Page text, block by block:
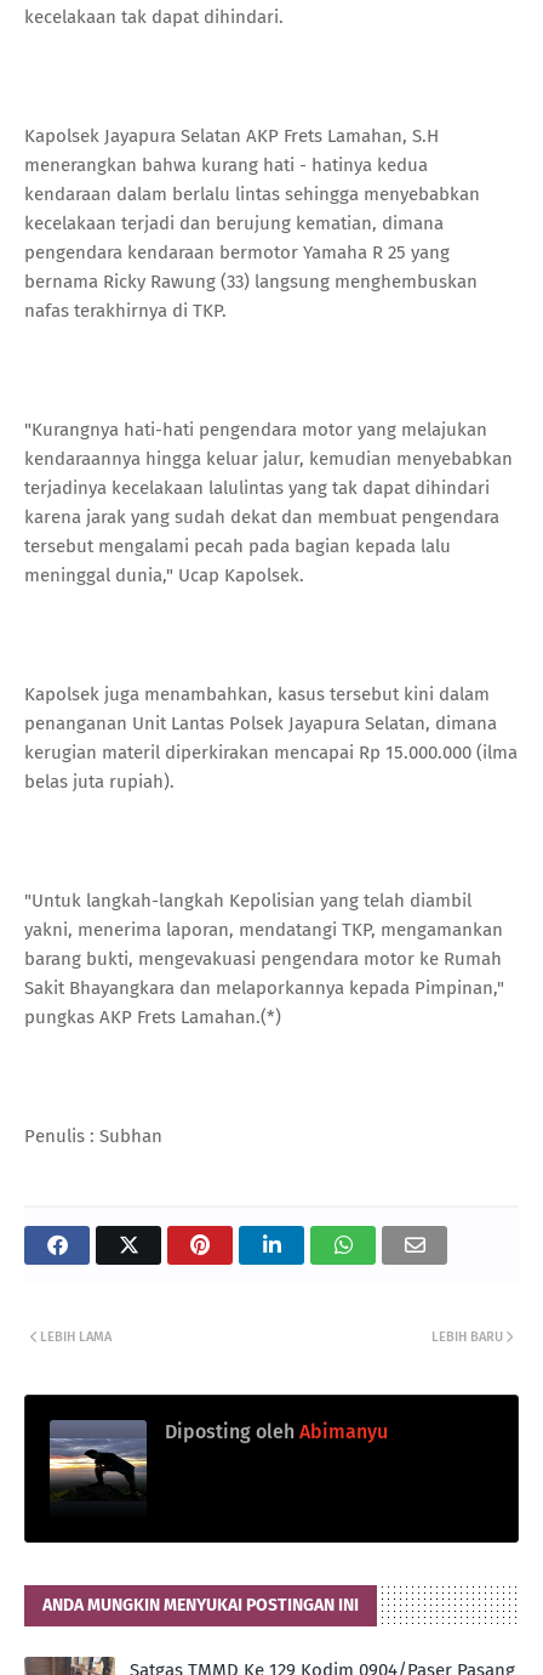
kecelakaan tak dapat dihindari.
Kapolsek Jayapura Selatan AKP Frets Lamahan, S.H
menerangkan bahwa kurang hati - hatinya kedua
kendaraan dalam berlalu lintas sehingga menyebabkan
kecelakaan terjadi dan berujung kematian, dimana
pengendara kendaraan bermotor Yamaha R 25 yang
bernama Ricky Rawung (33) langsung menghembuskan
nafas terakhirnya di TKP.
"Kurangnya hati-hati pengendara motor yang melajukan
kendaraannya hingga keluar jalur, kemudian menyebabkan
terjadinya kecelakaan lalulintas yang tak dapat dihindari
karena jarak yang sudah dekat dan membuat pengendara
tersebut mengalami pecah pada bagian kepada lalu
meninggal dunia," Ucap Kapolsek.
Kapolsek juga menambahkan, kasus tersebut kini dalam
penanganan Unit Lantas Polsek Jayapura Selatan, dimana
kerugian materil diperkirakan mencapai Rp 15.000.000 (ilma
belas juta rupiah).
"Untuk langkah-langkah Kepolisian yang telah diambil
yakni, menerima laporan, mendatangi TKP, mengamankan
barang bukti, mengevakuasi pengendara motor ke Rumah
Sakit Bhayangkara dan melaporkannya kepada Pimpinan,"
pungkas AKP Frets Lamahan.(*)
Penulis : Subhan
LEBIH BARU
LEBIH LAMA
Diposting oleh Abimanyu
ANDA MUNGKIN MENYUKAI POSTINGAN INI
Satgas TMMD Ke 129 Kodim 0904/Paser Pasang